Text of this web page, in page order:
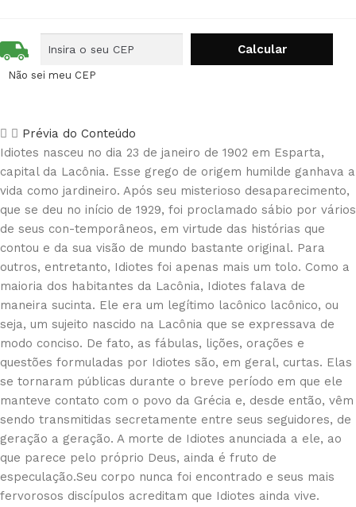
Não sei meu CEP
Prévia do Conteúdo
Idiotes nasceu no dia 23 de janeiro de 1902 em Esparta,
capital da Lacônia. Esse grego de origem humilde ganhava a
vida como jardineiro. Após seu misterioso desaparecimento,
que se deu no início de 1929, foi proclamado sábio por vários
de seus con-temporâneos, em virtude das histórias que
contou e da sua visão de mundo bastante original. Para
outros, entretanto, Idiotes foi apenas mais um tolo. Como a
maioria dos habitantes da Lacônia, Idiotes falava de
maneira sucinta. Ele era um legítimo lacônico lacônico, ou
seja, um sujeito nascido na Lacônia que se expressava de
modo conciso. De fato, as fábulas, lições, orações e
questões formuladas por Idiotes são, em geral, curtas. Elas
se tornaram públicas durante o breve período em que ele
manteve contato com o povo da Grécia e, desde então, vêm
sendo transmitidas secretamente entre seus seguidores, de
geração a geração. A morte de Idiotes anunciada a ele, ao
que parece pelo próprio Deus, ainda é fruto de
especulação.Seu corpo nunca foi encontrado e seus mais
fervorosos discípulos acreditam que Idiotes ainda vive.